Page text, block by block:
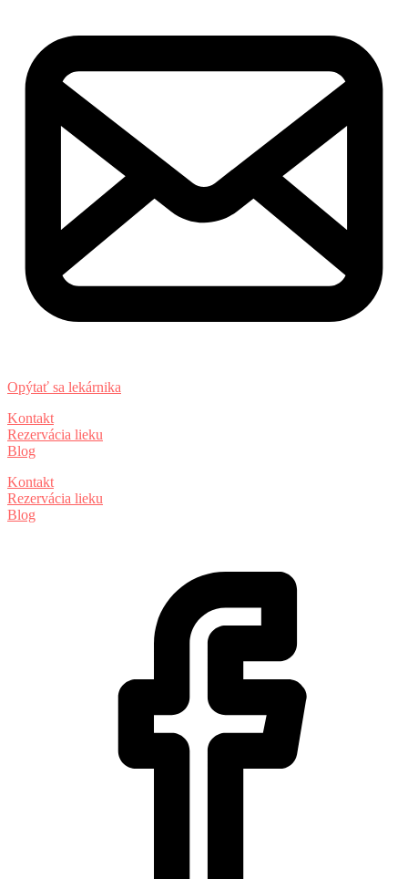
Opýtať sa lekárnika
Kontakt
Rezervácia lieku
Blog
Kontakt
Rezervácia lieku
Blog